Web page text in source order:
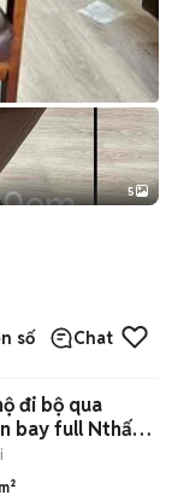
5
số Chat
đi bộ qua
bay full Nthất